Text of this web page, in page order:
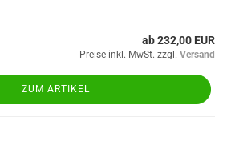
ab 232,00 EUR
Preise inkl. MwSt. zzgl. Versand
ZUM ARTIKEL